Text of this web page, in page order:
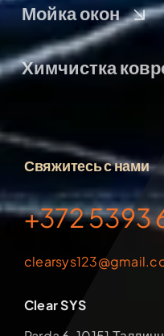
Мойка окон
Химчистка
Свяжитесь с нами
+372 5393
Clear SYS